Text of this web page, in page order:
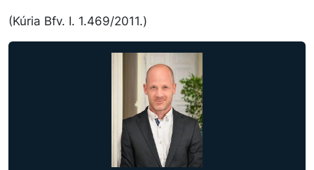
(Kúria Bfv. I. 1.469/2011.)